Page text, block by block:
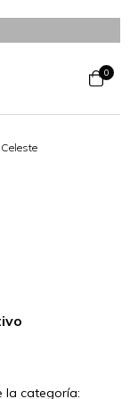
0
la categoría: